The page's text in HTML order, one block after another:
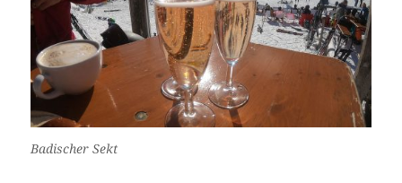
Badischer Sekt